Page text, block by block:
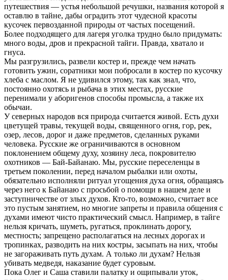
путешествия — устья небольшой речушки, названия которой я
оставлю в тайне, дабы оградить этот чудесной красоты
кусочек первозданной природы от частых посещений.
Более подходящего для лагеря уголка трудно было придумать:
много воды, дров и прекрасной тайги. Правда, хватало и
гнуса.
Мы разгрузились, развели костер и, прежде чем начать
готовить ужин, соратники мои побросали в костер по кусочку
хлеба с маслом. Я не удивился этому, так как знал, что,
постоянно охотясь и рыбача в этих местах, русские
перенимали у аборигенов способы промысла, а также их
обычаи.
У северных народов вся природа считается живой. Есть духи
цветущей травы, текущей воды, священного огня, гор, рек,
озер, лесов, дорог и даже предметов, сделанных руками
человека. Русские же ограничиваются в основном
поклонением общему духу, хозяину леса, покровителю
охотников — Бай-Байанаю. Мы, русские переселенцы в
третьем поколении, перед началом рыбалки или охоты,
обязательно исполняли ритуал угощения духа огня, обращаясь
через него к Байанаю с просьбой о помощи в нашем деле и
заступничестве от злых духов. Кто-то, возможно, считает все
это пустым занятием, но многие запреты и правила общения с
духами имеют чисто практический смысл. Например, в тайге
нельзя кричать, шуметь, ругаться, проклинать дорогу,
местность; запрещено располагаться на лесных дорогах и
тропинках, разводить на них костры, засыпать на них, чтобы
не загораживать путь духам. А только ли духам? Нельзя
убивать медведя, наказание будет суровым.
Пока Олег и Саша ставили палатку и ощипывали уток,